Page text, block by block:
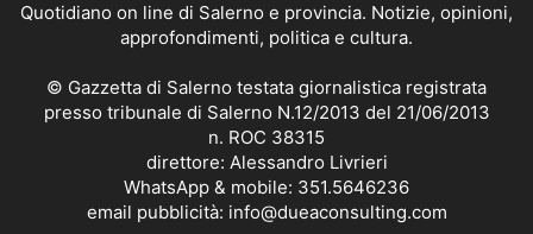
Quotidiano on line di Salerno e provincia. Notizie, opinioni,
approfondimenti, politica e cultura.
© Gazzetta di Salerno testata giornalistica registrata
presso tribunale di Salerno N.12/2013 del 21/06/2013
n. ROC 38315
direttore: Alessandro Livrieri
WhatsApp & mobile: 351.5646236
email pubblicità: info@dueaconsulting.com